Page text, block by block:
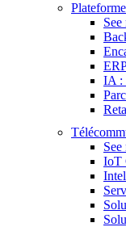
IA :
IoT